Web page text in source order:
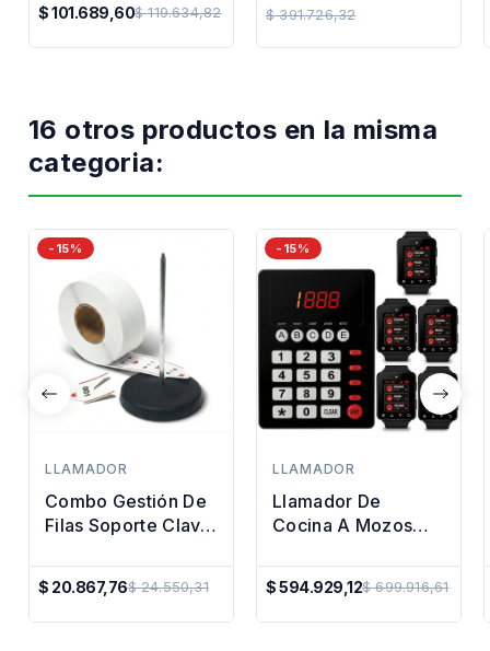
$ 101.689,60
Precio
Regular
$ 119.634,82 Central
Precio
Regular
$ 391.726,32
16 otros productos en la misma
categoria:
-15%
LLAMADOR
Combo Gestión De
Filas Soporte Clava
Numerado
$ 20.867,76
Precio
Regular
$ 24.550,31
-15%
LLAMADOR
Llamador De
Cocina A Mozos
$ 594.929,12
Precio
Regular
$ 699.916,61